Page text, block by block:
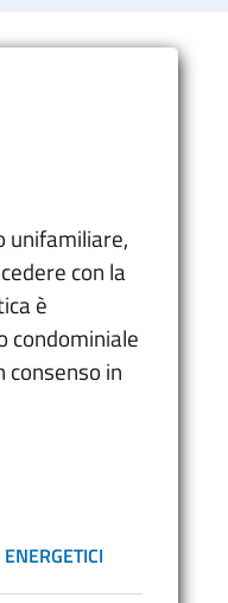
unifamiliare,
con la
è
condominiale
consenso in